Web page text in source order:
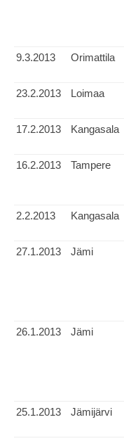
9.3.2013 Orimattila
23.2.2013 Loimaa
17.2.2013 Kangasala
16.2.2013 Tampere
2.2.2013 Kangasala
27.1.2013 Jämi
26.1.2013 Jämi
25.1.2013 Jämijärvi